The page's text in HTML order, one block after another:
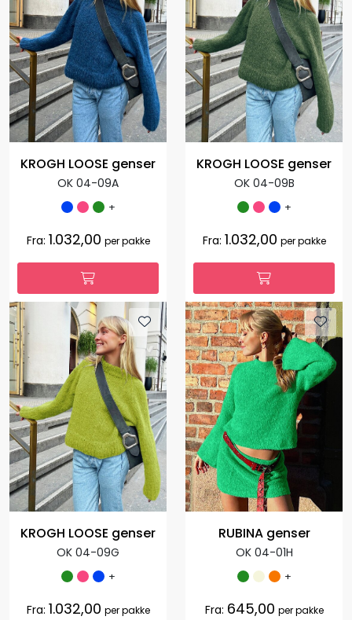
KROGH LOOSE genser
OK 04-09A
+
Fra: 1.032,00 per pakke
KROGH LOOSE genser
OK 04-09B
+
Fra: 1.032,00 per pakke
KROGH LOOSE genser
OK 04-09G
+
Fra: 1.032,00 per pakke
RUBINA genser
OK 04-01H
+
Fra: 645,00 per pakke